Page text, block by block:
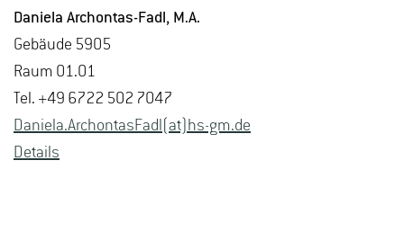
Da­nie­la Ar­chon­tas-Fadl, M.A.
Ge­bäu­de 5905
Raum 01.01
Tel. +49 6722 502 7047
Da­nie­la.Ar­chon­tas­Fadl(at)hs-​gm.​de
De­tails